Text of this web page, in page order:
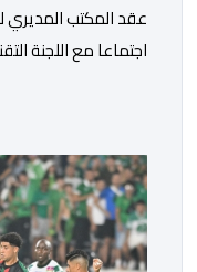
عقد المكتب المديري
اجتماعا مع اللجنة
الفترة الأخيرة.
من طرف اللجنة